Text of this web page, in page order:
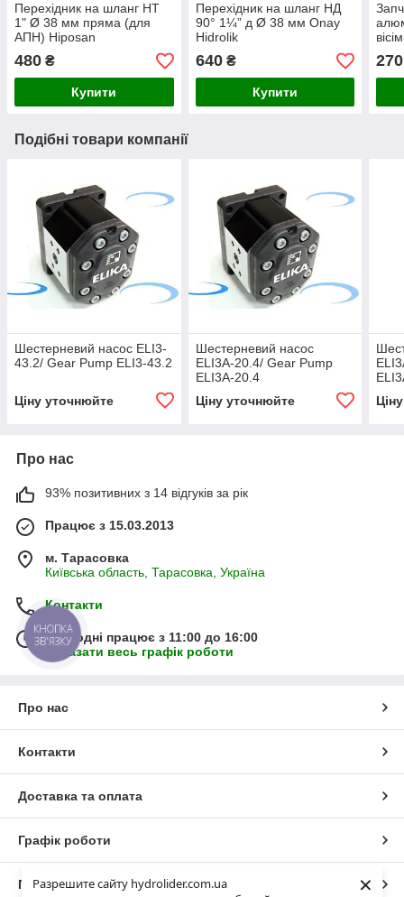
Разрешите сайту hydrolider.com.ua
×
Перехідник на шланг НТ
1" Ø 38 мм пряма (для
АПН) Hiposan
480 ₴
Купити
Перехідник на шланг НД
90° 1¼” д Ø 38 мм Onay
Hidrolik
640₴
Купити
270
Подібні товари компанії
Шестерневий насос ELI3-
43.2/ Gear Pump ELI3-43.2
Ціну уточнюйте
Шестерневий насос
ELI3A-20.4/ Gear Pump
ELI3A-20.4
Ціну уточнюйте
Про нас
93% позитивних з 14 відгуків за рік
Працює з 15.03.2013
м. Тарасовка
Київська область, Тарасовка, Україна
Контакти
Сьогодні працює з 11:00 до 16:00
Показати весь графік роботи
Про нас
Контакти
Доставка та оплата
Графік роботи
Повна версія сайту
КНОПКА
ЗВ'ЯЗКУ